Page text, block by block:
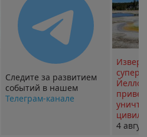
Следите за развитием
событий в нашем
Телеграм-канале
4